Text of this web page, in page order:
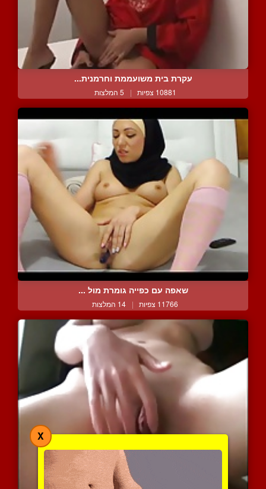
עקרת בית משועממת וחרמנית...
10881 צפיות | 5 המלצות
שאפה עם כפייה גומרת מול ...
11766 צפיות | 14 המלצות
X